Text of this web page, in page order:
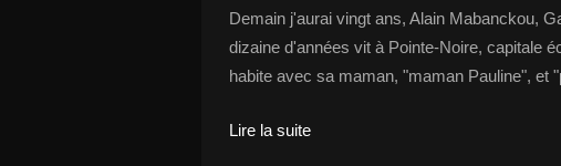
Demain j'aurai vingt ans, Alain Mabanckou,
dizaine d'années vit à Pointe-Noire, capitale
habite avec sa maman, "maman Pauline", et
Lire la suite